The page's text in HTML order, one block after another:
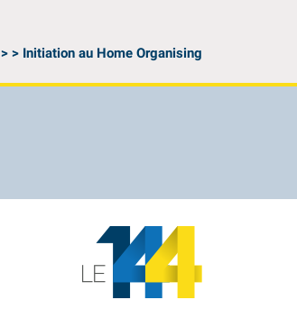
> > Initiation au Home Organising